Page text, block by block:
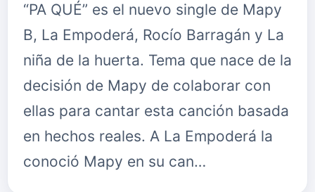
“PA QUÉ” es el nuevo single de Mapy
B, La Empoderá, Rocío Barragán y La
niña de la huerta. Tema que nace de la
decisión de Mapy de colaborar con
ellas para cantar esta canción basada
en hechos reales. A La Empoderá la
conoció Mapy en su can…